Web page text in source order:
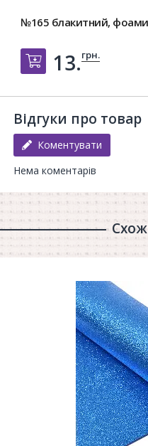
№165 блакитний,
Добавить в
13.грн.
Відгуки про товар
Коментувати
Нема коментарів